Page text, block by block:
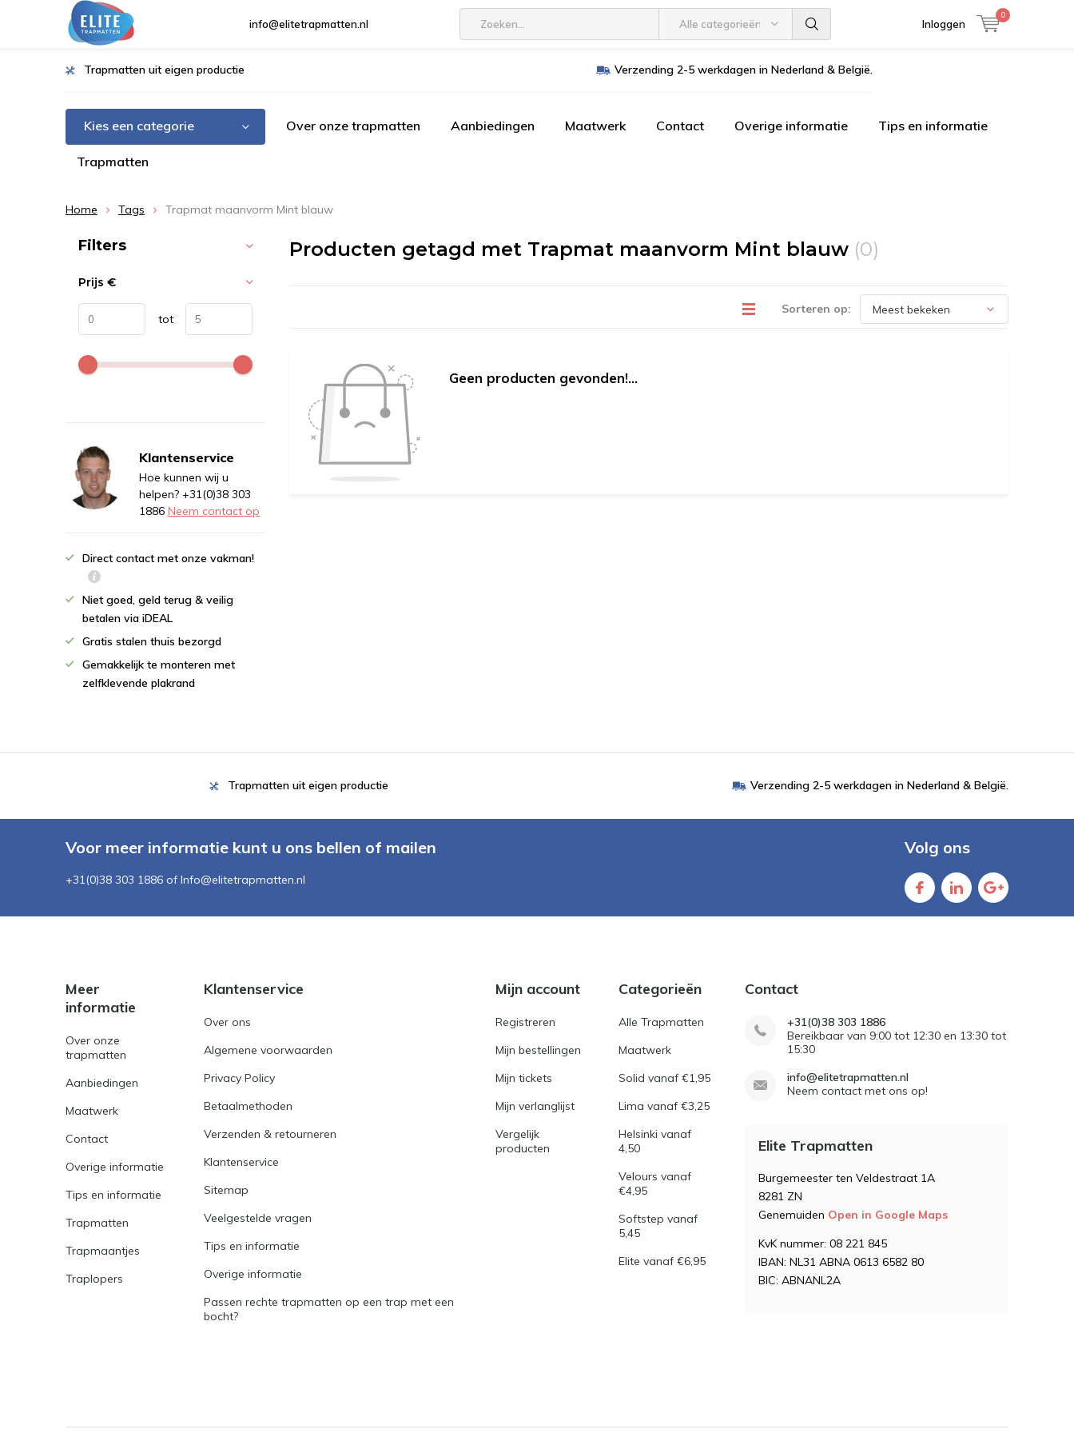
info@elitetrapmatten.nl Alle categorieën Inloggen
0
Trapmatten uit eigen productie Verzending 2-5 werkdagen in Nederland & België.
Kies een categorie Over onze trapmatten Aanbiedingen Maatwerk Contact Overige informatie Tips en informatie
Trapmatten
Home Tags Trapmat maanvorm Mint blauw
Producten getagd met Trapmat maanvorm Mint blauw (0)
Sorteren op:
Geen producten gevonden!...
Sorteren op:
Filters
Prijs €
tot
Klantenservice
Hoe kunnen wij u
helpen? +31(0)38 303
1886 Neem contact op
Direct contact met onze vakman!
Niet goed, geld terug & veilig
betalen via iDEAL
Gratis stalen thuis bezorgd
Gemakkelijk te monteren met
zelfklevende plakrand
Trapmatten uit eigen productie Verzending 2-5 werkdagen in Nederland & België.
Voor meer informatie kunt u ons bellen of mailen
+31(0)38 303 1886 of Info@elitetrapmatten.nl
Volg ons
Meer
informatie
Over onze
trapmatten
Aanbiedingen
Maatwerk
Contact
Overige informatie
Tips en informatie
Trapmatten
Trapmaantjes
Traplopers
Klantenservice
Over ons
Algemene voorwaarden
Privacy Policy
Betaalmethoden
Verzenden & retourneren
Klantenservice
Sitemap
Veelgestelde vragen
Tips en informatie
Overige informatie
Passen rechte trapmatten op een trap met een
bocht?
Mijn account
Registreren
Mijn bestellingen
Mijn tickets
Mijn verlanglijst
Vergelijk
producten
Categorieën
Alle Trapmatten
Maatwerk
Solid vanaf €1,95
Lima vanaf €3,25
Helsinki vanaf
4,50
Velours vanaf
€4,95
Softstep vanaf
5,45
Elite vanaf €6,95
Contact
+31(0)38 303 1886
Bereikbaar van 9:00 tot 12:30 en 13:30 tot
15:30
info@elitetrapmatten.nl
Neem contact met ons op!
Elite Trapmatten
Burgemeester ten Veldestraat 1A
8281 ZN
Genemuiden Open in Google Maps
KvK nummer: 08 221 845
IBAN: NL31 ABNA 0613 6582 80
BIC: ABNANL2A